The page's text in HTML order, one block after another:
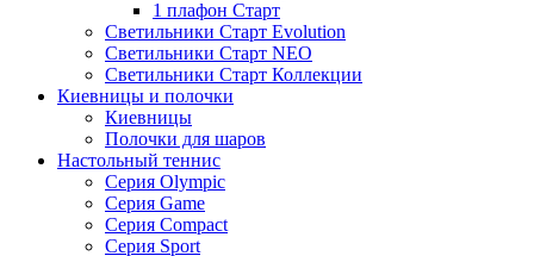
1 плафон Старт
Светильники Старт Evolution
Светильники Старт NEO
Светильники Старт Коллекции
Киевницы и полочки
Киевницы
Полочки для шаров
Настольный теннис
Серия Olympic
Серия Game
Серия Compact
Серия Sport